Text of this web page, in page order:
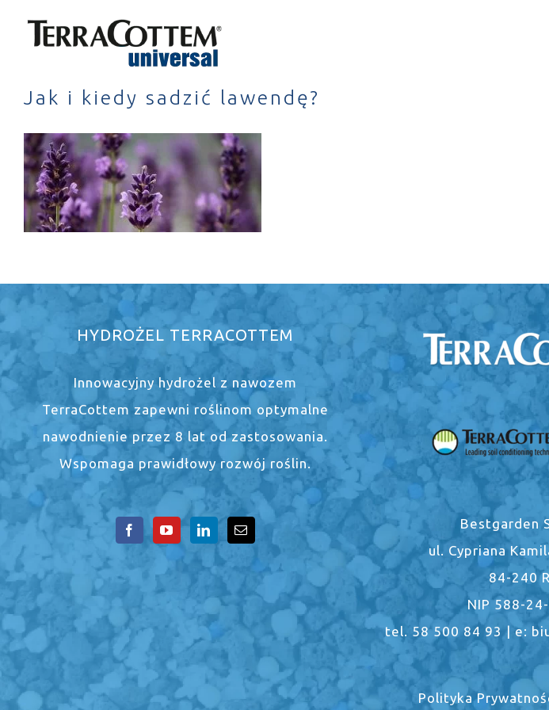
Jak i kiedy sadzić lawendę?
HYDROŻEL TERRACOTTEM
Innowacyjny hydrożel z nawozem
TerraCottem zapewni roślinom optymalne
nawodnienie przez 8 lat od zastosowania.
Wspomaga prawidłowy rozwój roślin.
Bestgarden
ul. Cypriana
84-240
NIP 588-
tel. 58 500 84 93 | e:
Polityka